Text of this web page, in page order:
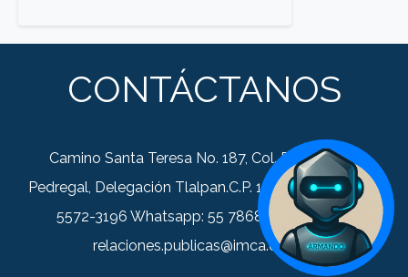
CONTÁCTANOS
Camino Santa Teresa No. 187, Col. Párques del
Pedregal, Delegación Tlalpan.C.P. 14010, Tel. +52 (55)
5572-3196 Whatsapp: 55 7868 0352 Correo:
relaciones.publicas@imca.org.mx